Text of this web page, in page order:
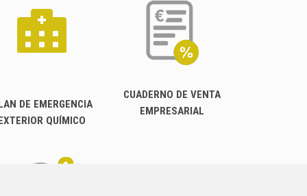
DE EMERGENCIA
QUÍMICO
CUADERNO DE VENTA
EMPRESARIAL